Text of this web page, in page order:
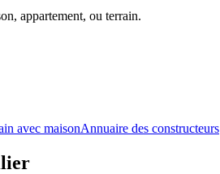
appartement, ou terrain.
avec maisonAnnuaire des constructeurs